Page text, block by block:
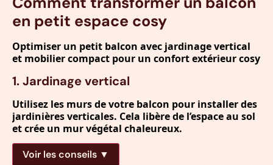
en petit espace cosy
Optimiser un petit balcon avec jardinage vertical
et mobilier compact pour un confort extérieur cosy
1. Jardinage vertical
Utilisez les murs de votre balcon pour installer des
jardinières verticales. Cela libère de l’espace au sol
et crée un mur végétal chaleureux.
Voir les conseils ▼